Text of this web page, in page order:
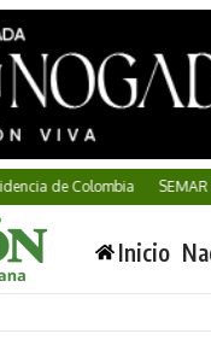
de Colombia SEMAR
Inicio